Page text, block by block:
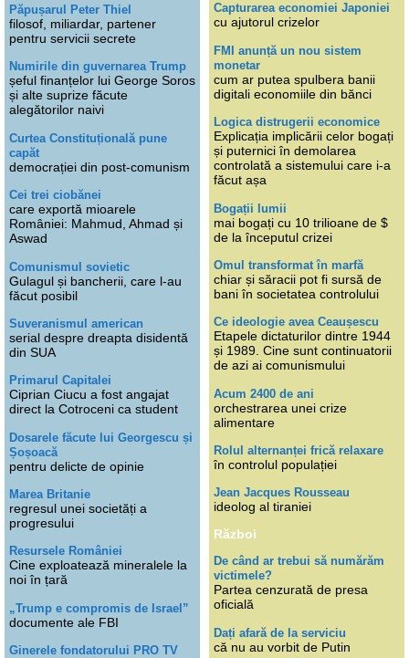
Păpușarul Peter Thiel
filosof, miliardar, partener
pentru servicii secrete
Numirile din guvernarea Trump
șeful finanțelor lui George Soros
și alte suprize făcute
alegătorilor naivi
Curtea Constituțională pune
capăt
democrației din post-comunism
Cei trei ciobănei
care exportă mioarele
României: Mahmud, Ahmad și
Aswad
Comunismul sovietic
Gulagul și bancherii, care l-au
făcut posibil
Suveranismul american
serial despre dreapta disidentă
din SUA
Primarul Capitalei
Ciprian Ciucu a fost angajat
direct la Cotroceni ca student
Dosarele făcute lui Georgescu și
Șoșoacă
pentru delicte de opinie
Marea Britanie
regresul unei societăți a
progresului
Resursele României
Cine exploatează mineralele la
noi în țară
„Trump e compromis de Israel”
documente ale FBI
Ginerele fondatorului PRO TV
Capturarea economiei Japoniei
cu ajutorul crizelor
FMI anunță un nou sistem
monetar
cum ar putea spulbera banii
digitali economiile din bănci
Logica distrugerii economice
Explicația implicării celor bogați
și puternici în demolarea
controlată a sistemului care i-a
făcut așa
Bogații lumii
mai bogați cu 10 trilioane de $
de la începutul crizei
Omul transformat în marfă
chiar și săracii pot fi sursă de
bani în societatea controlului
Ce ideologie avea Ceaușescu
Etapele dictaturilor dintre 1944
și 1989. Cine sunt continuatorii
de azi ai comunismului
Acum 2400 de ani
orchestrarea unei crize
alimentare
Rolul alternanței frică relaxare
în controlul populației
Jean Jacques Rousseau
ideolog al tiraniei
Război
De când ar trebui să numărăm
victimele?
Partea cenzurată de presa
oficială
Dați afară de la serviciu
că nu au vorbit de Putin